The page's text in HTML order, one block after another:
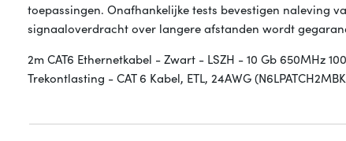
toepassingen. Onafhankelijke tests bevestigen naleving
signaaloverdracht over langere afstanden wordt
2m CAT6 Ethernetkabel - Zwart - LSZH - 10 Gb 650MHz
Trekontlasting - CAT 6 Kabel, ETL, 24AWG